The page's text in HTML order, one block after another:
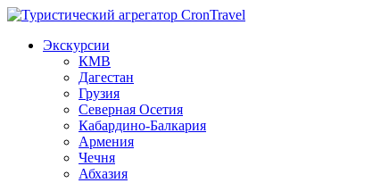
Экскурсии
КМВ
Дагестан
Грузия
Северная Осетия
Кабардино-Балкария
Армения
Чечня
Абхазия